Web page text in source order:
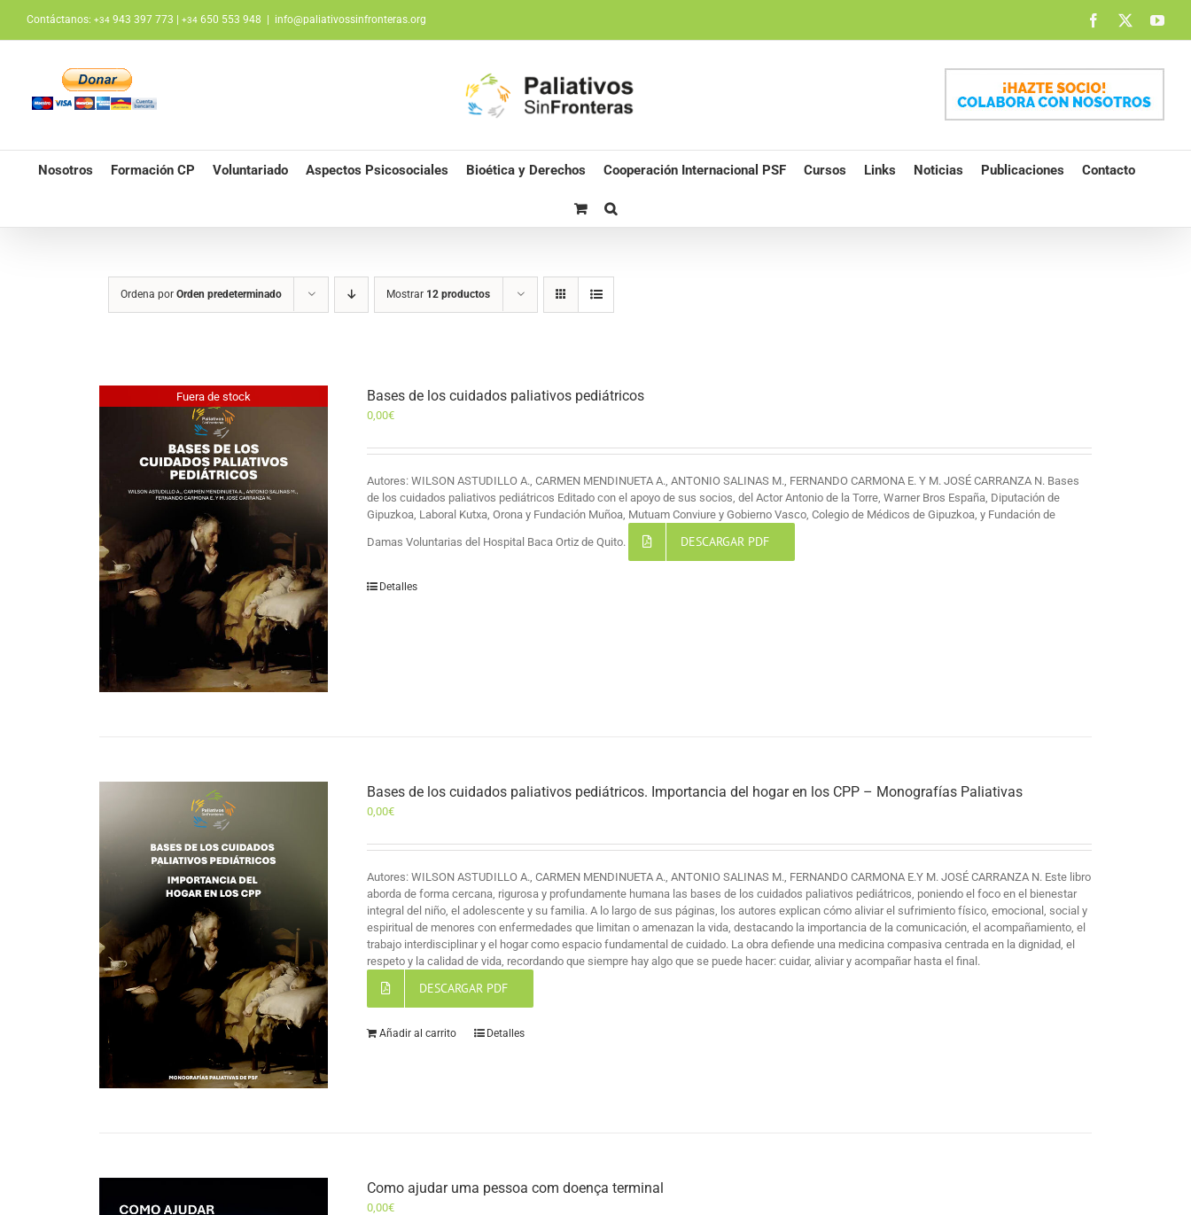
contenido
Contáctanos: +34 943 397 773 | +34 650 553 948 info@paliativossinfronteras.org Facebook
Nosotros Formación CP Voluntariado Aspectos Psicosociales Bioética y Derechos Cooperación Internacional PSF Cursos Links Noticias Publicaciones Contacto
Ordena por Orden predeterminado Mostrar 12 productos
Fuera de stock Bases de los cuidados paliativos pediátricos
0,00€
Autores: WILSON ASTUDILLO A., CARMEN MENDINUETA A., ANTONIO SALINAS M., FERNANDO CARMONA E. Y M. JOSÉ CARRANZA N. Bases
de los cuidados paliativos pediátricos Editado con el apoyo de sus socios, del Actor Antonio de la Torre, Warner Bros España, Diputación de
Gipuzkoa, Laboral Kutxa, Orona y Fundación Muñoa, Mutuam Conviure y Gobierno Vasco, Colegio de Médicos de Gipuzkoa, y Fundación de
Damas Voluntarias del Hospital Baca Ortiz de Quito. DESCARGAR PDF
Detalles
Bases de los cuidados paliativos pediátricos. Importancia del hogar en los CPP – Monografías Paliativas
0,00€
Autores: WILSON ASTUDILLO A., CARMEN MENDINUETA A., ANTONIO SALINAS M., FERNANDO CARMONA E.Y M. JOSÉ CARRANZA N. Este libro
aborda de forma cercana, rigurosa y profundamente humana las bases de los cuidados paliativos pediátricos, poniendo el foco en el bienestar
integral del niño, el adolescente y su familia. A lo largo de sus páginas, los autores explican cómo aliviar el sufrimiento físico, emocional, social y
espiritual de menores con enfermedades que limitan o amenazan la vida, destacando la importancia de la comunicación, el acompañamiento, el
trabajo interdisciplinar y el hogar como espacio fundamental de cuidado. La obra defiende una medicina compasiva centrada en la dignidad, el
respeto y la calidad de vida, recordando que siempre hay algo que se puede hacer: cuidar, aliviar y acompañar hasta el final.
DESCARGAR PDF
Añadir al carrito Detalles
Como ajudar uma pessoa com doença terminal
0,00€